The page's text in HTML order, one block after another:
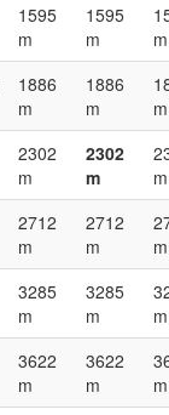
1595
m
1595
m
m
1886
m
1886
m
m
2302
m
2302
m
m
2712
m
2712
m
m
3285
m
3285
m
m
3622
m
3622
m
m